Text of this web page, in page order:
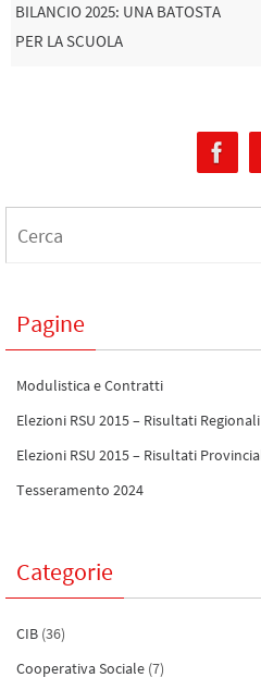
BILANCIO 2025: UNA BATOSTA
PER LA SCUOLA
Pagine
Modulistica e Contratti
Elezioni RSU 2015 – Risultati Regionali
Elezioni RSU 2015 – Risultati
Tesseramento 2024
Categorie
CIB (36)
Cooperativa Sociale (7)